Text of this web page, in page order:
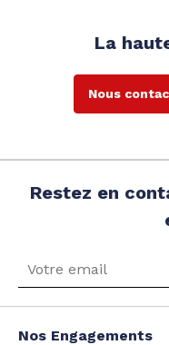
La
Nous
Restez en
Nos Engagements